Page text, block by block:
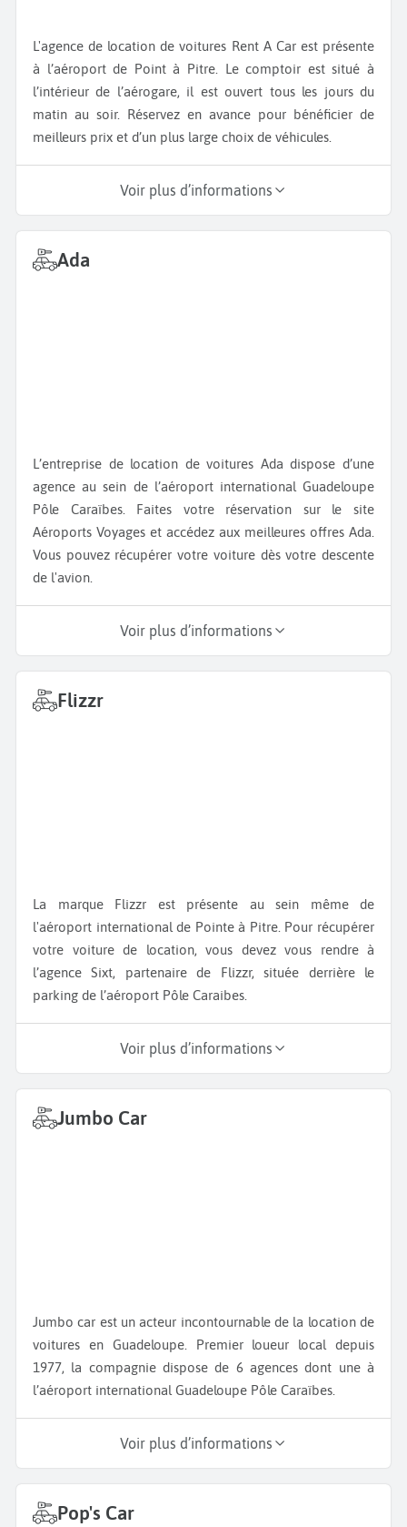
L'agence de location de voitures Rent A Car est présente
à l’aéroport de Point à Pitre. Le comptoir est situé à
l’intérieur de l’aérogare, il est ouvert tous les jours du
matin au soir. Réservez en avance pour bénéficier de
meilleurs prix et d’un plus large choix de véhicules.
Voir plus d’informations
Ada
L’entreprise de location de voitures Ada dispose d’une
agence au sein de l’aéroport international Guadeloupe
Pôle Caraïbes. Faites votre réservation sur le site
Aéroports Voyages et accédez aux meilleures offres Ada.
Vous pouvez récupérer votre voiture dès votre descente
de l'avion.
Voir plus d’informations
Flizzr
La marque Flizzr est présente au sein même de
l'aéroport international de Pointe à Pitre. Pour récupérer
votre voiture de location, vous devez vous rendre à
l’agence Sixt, partenaire de Flizzr, située derrière le
parking de l’aéroport Pôle Caraibes.
Voir plus d’informations
Jumbo Car
Jumbo car est un acteur incontournable de la location de
voitures en Guadeloupe. Premier loueur local depuis
1977, la compagnie dispose de 6 agences dont une à
l’aéroport international Guadeloupe Pôle Caraïbes.
Voir plus d’informations
Pop's Car